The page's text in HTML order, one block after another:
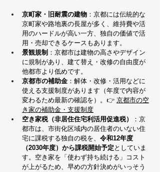
京町家・旧耐震の建物 ：京都には伝統的な
京町家や路地裏の長屋が多く、維持費や活
用のハードルが高い一方、独自の価値で活
用・売却できるケースもあります。
景観規制 ：京都市は建物の高さやデザイン
に規制があり、建て替え・改修の自由度が
他都市より低めです。
京都市の補助金 ：解体・改修・活用などに
使える支援制度があります（年度で内容が
変わるため最新の確認を）。👉 京都市の空
き家の補助金・支援制度
空き家税（非居住住宅利活用促進税）
：京
都市は、市街化区域内の居住者のいない住
宅に課税する独自の税を、 令和12年度
（2030年度）から課税開始予定 としていま
す。空き家を「使わず持ち続ける」コスト
が上がるため、早めの方針決めがいっそう